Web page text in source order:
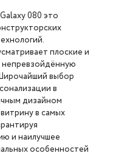
080 это
плоские и
выбор
в
дизайном
в самых
и наилучшее
особенностей